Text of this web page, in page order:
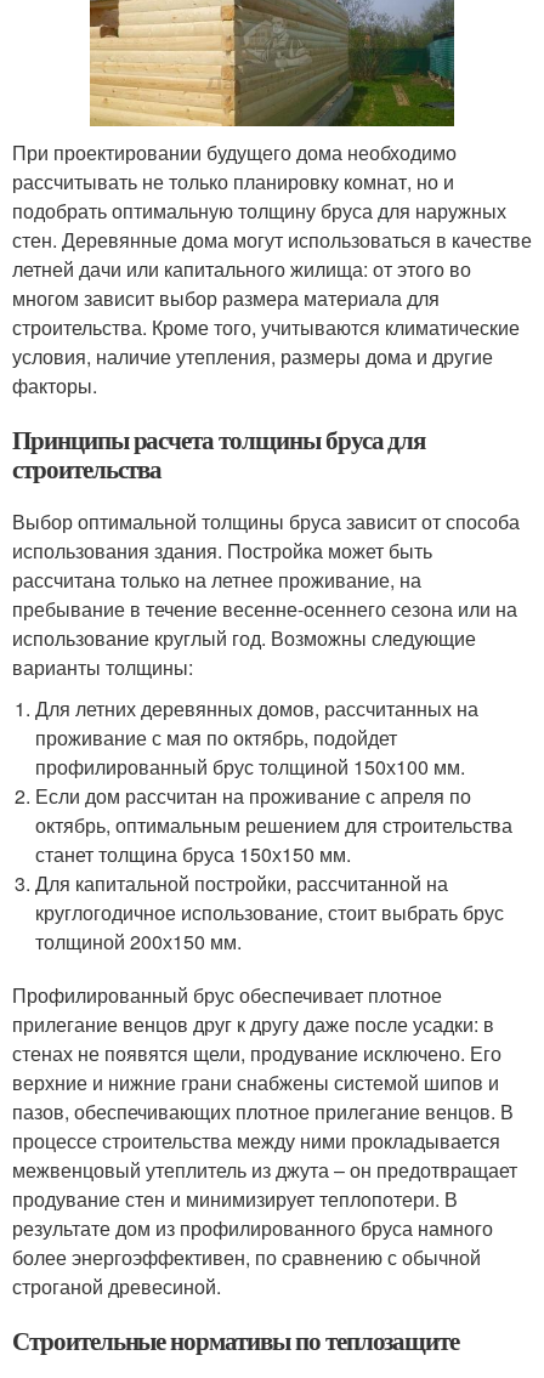
При проектировании будущего дома необходимо
рассчитывать не только планировку комнат, но и
подобрать оптимальную толщину бруса для наружных
стен. Деревянные дома могут использоваться в качестве
летней дачи или капитального жилища: от этого во
многом зависит выбор размера материала для
строительства. Кроме того, учитываются климатические
условия, наличие утепления, размеры дома и другие
факторы.
Принципы расчета толщины бруса для
строительства
Выбор оптимальной толщины бруса зависит от способа
использования здания. Постройка может быть
рассчитана только на летнее проживание, на
пребывание в течение весенне-осеннего сезона или на
использование круглый год. Возможны следующие
варианты толщины:
Для летних деревянных домов, рассчитанных на
проживание с мая по октябрь, подойдет
профилированный брус толщиной 150х100 мм.
Если дом рассчитан на проживание с апреля по
октябрь, оптимальным решением для строительства
станет толщина бруса 150х150 мм.
Для капитальной постройки, рассчитанной на
круглогодичное использование, стоит выбрать брус
толщиной 200х150 мм.
Профилированный брус обеспечивает плотное
прилегание венцов друг к другу даже после усадки: в
стенах не появятся щели, продувание исключено. Его
верхние и нижние грани снабжены системой шипов и
пазов, обеспечивающих плотное прилегание венцов. В
процессе строительства между ними прокладывается
межвенцовый утеплитель из джута – он предотвращает
продувание стен и минимизирует теплопотери. В
результате дом из профилированного бруса намного
более энергоэффективен, по сравнению с обычной
строганой древесиной.
Строительные нормативы по теплозащите